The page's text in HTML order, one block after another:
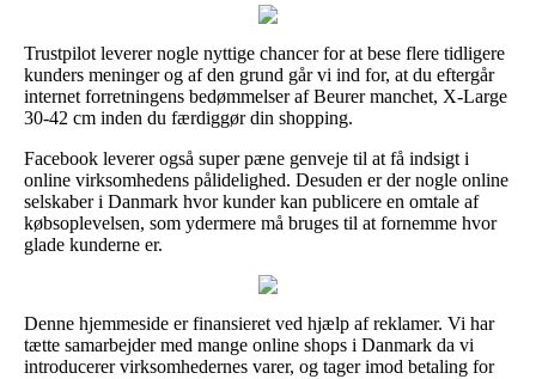
Trustpilot leverer nogle nyttige chancer for at bese flere tidligere
kunders meninger og af den grund går vi ind for, at du eftergår
internet forretningens bedømmelser af Beurer manchet, X-Large
30-42 cm inden du færdiggør din shopping.
Facebook leverer også super pæne genveje til at få indsigt i
online virksomhedens pålidelighed. Desuden er der nogle online
selskaber i Danmark hvor kunder kan publicere en omtale af
købsoplevelsen, som ydermere må bruges til at fornemme hvor
glade kunderne er.
Denne hjemmeside er finansieret ved hjælp af reklamer. Vi har
tætte samarbejder med mange online shops i Danmark da vi
introducerer virksomhedernes varer, og tager imod betaling for